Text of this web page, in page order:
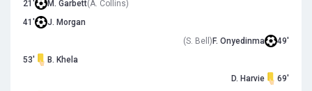
21' M. Garbett(A. Collins)
41'
J. Morgan
(S. Bell)F. Onyedinma
49'
53'
B. Khela
D. Harvie
69'